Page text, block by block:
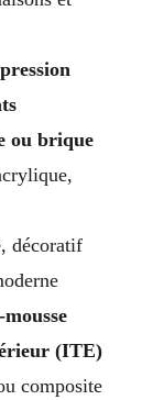
ou brique
décoratif
(ITE)
composite